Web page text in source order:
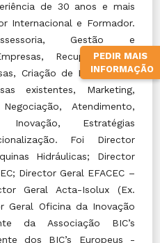
PEDIR MAIS
INFORMAÇÃO
de 30 anos e mais
Internacional e Formador.
Gestão e
Recuperação e
Criação de Empresas e
existentes, Marketing,
Atendimento,
Inovação, Estratégias
Foi Director
Hidráulicas; Director
Director Geral EFACEC –
Geral Acta-Isolux (Ex.
Geral Oficina da Inovação
da Associação BIC’s
dos BIC’s Europeus -